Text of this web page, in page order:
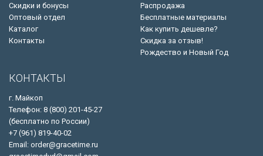
Скидки и бонусы
Оптовый отдел
Каталог
Контакты
Распродажа
Бесплатные материалы
Как купить дешевле?
Скидка за отзыв!
Рождество и Новый Год
КОНТАКТЫ
г. Майкоп
Телефон: 8 (800) 201-45-27
(бесплатно по России)
+7 (961) 819-40-02
Email: order@gracetime.ru